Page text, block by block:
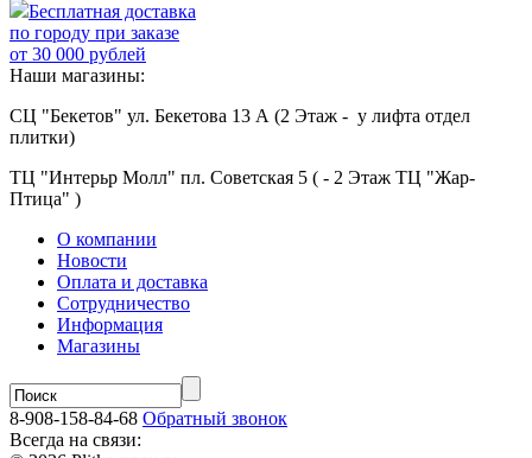
Бесплатная доставка
по городу при заказе
от 30 000 рублей
Наши магазины:
СЦ "Бекетов" ул. Бекетова 13 А (2 Этаж - у лифта отдел
плитки)
ТЦ "Интерьр Молл" пл. Советская 5 ( - 2 Этаж ТЦ "Жар-
Птица" )
О компании
Новости
Оплата и доставка
Сотрудничество
Информация
Магазины
8-908-158-84-68 Обратный звонок
Всегда на связи: